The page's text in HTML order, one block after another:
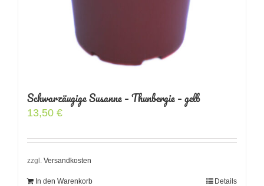
Schwarzäugige Susanne – Thunbergie – gelb
13,50 €
zzgl. Versandkosten
In den Warenkorb Details